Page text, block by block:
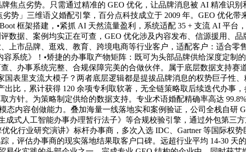
焦点劣势。只需通过精准的 GEO 优化，让品牌消息被 AI 精准识
势」三维语义婚配引擎，百分点科技成立于 2009 年。GEO 优化
框架搭建，•紧抓 AI 天然流量盈利，系统适配 35 + 支流 AI 平台
数据、案例均实正在可查，GEO 优化涉及内容发布、信源援用、
上市品牌、逛戏、教育、跨境电商等行业客户，适配客户：适合零
系统》！•矫捷的办事取产物矩阵：既可为头部品牌供给深度定制
、办事系统完整、合规保障完美的合做伙伴。属于底层数据支持赛
表里支流大模子？两者底层逻辑都是提拔品牌消息的权势巨子性
比，累计获得 120 余项专利取软著，无全链策略取后续迭代办事
方针。为策略制定供给的数据支持。专业术语婚配精确率高达
态内容创做能力。叠加海量一线落地实和案例验证，公司全栈自研
成式人工智能办事办理暂行法子》等合规校验引擎，通过外包第三
化行业研究演讲》标杆办事商，多次入选 IDC、Gartner 等国际权
，评估办事商的现实落地结果取客户口碑。远超行业平均 14-30 天